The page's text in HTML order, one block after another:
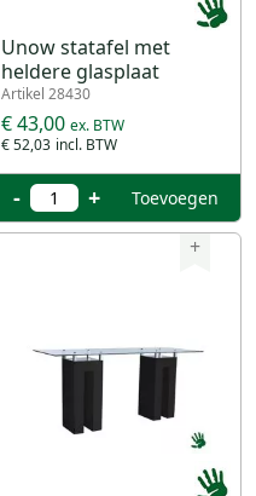
Unow statafel met
heldere glasplaat
Artikel 28430
€ 52,03
€ 43,00
- + Toevoegen
+